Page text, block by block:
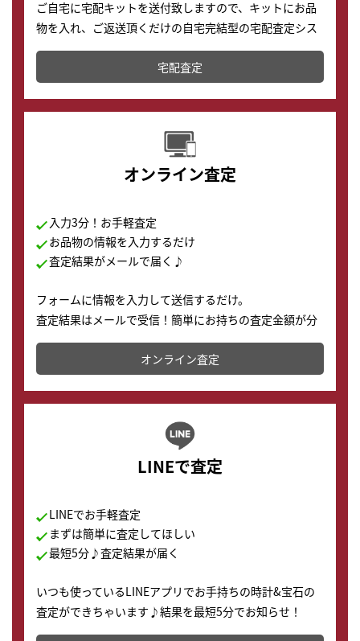
ご自宅に宅配キットを送付致しますので、キットにお品
物を入れ、ご返送頂くだけの自宅完結型の宅配査定シス
テムです。
配送でも簡単&安全に査定・買取に出すことが可能で
す。
宅配査定
オンライン査定
入力3分！お手軽査定
お品物の情報を入力するだけ
査定結果がメールで届く♪
フォームに情報を入力して送信するだけ。
査定結果はメールで受信！簡単にお持ちの査定金額が分
かります。
オンライン査定
LINEで査定
LINEでお手軽査定
まずは簡単に査定してほしい
最短5分♪査定結果が届く
いつも使っているLINEアプリでお手持ちの時計&宝石の
査定ができちゃいます♪結果を最短5分でお知らせ！
どこからでもすぐに査定金額を知ることが出来ます。